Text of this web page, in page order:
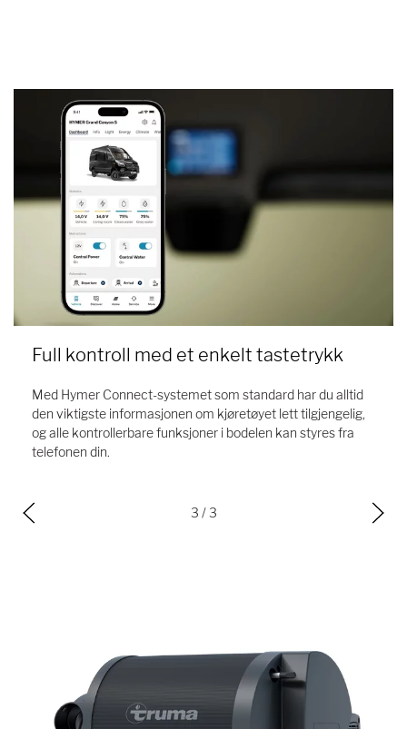
Full kontroll med et enkelt tastetrykk
Med Hymer Connect-systemet som standard har du alltid
den viktigste informasjonen om kjøretøyet lett tilgjengelig,
og alle kontrollerbare funksjoner i bodelen kan styres fra
telefonen din.
3 / 3